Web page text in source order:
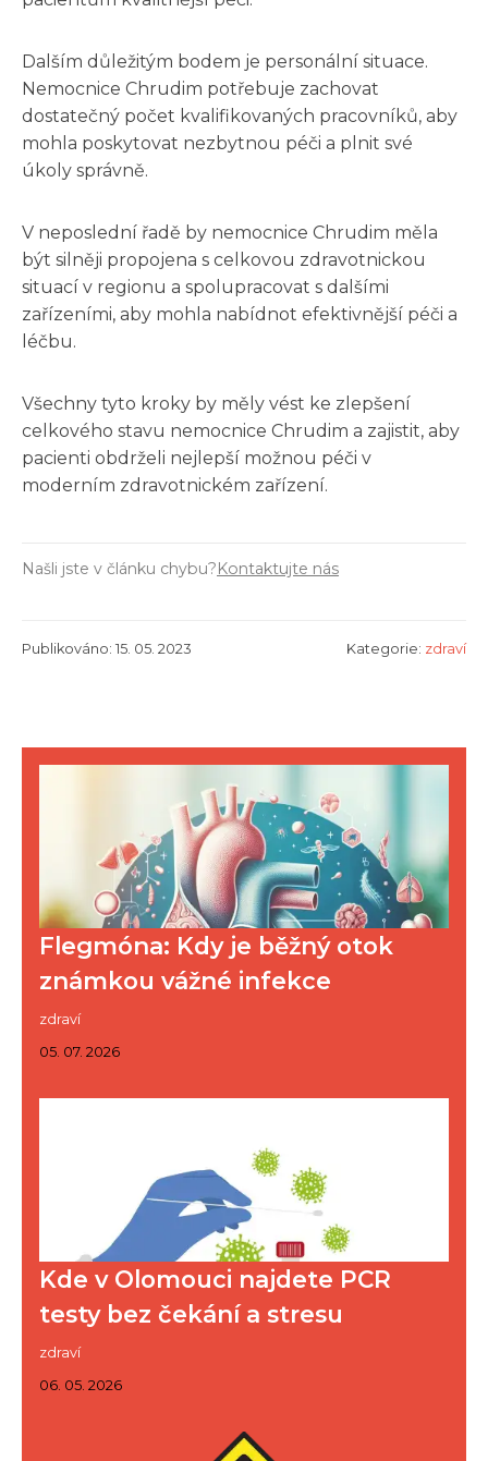
Dalším důležitým bodem je personální situace.
Nemocnice Chrudim potřebuje zachovat
dostatečný počet kvalifikovaných pracovníků, aby
mohla poskytovat nezbytnou péči a plnit své
úkoly správně.
V neposlední řadě by nemocnice Chrudim měla
být silněji propojena s celkovou zdravotnickou
situací v regionu a spolupracovat s dalšími
zařízeními, aby mohla nabídnot efektivnější péči a
léčbu.
Všechny tyto kroky by měly vést ke zlepšení
celkového stavu nemocnice Chrudim a zajistit, aby
pacienti obdrželi nejlepší možnou péči v
moderním zdravotnickém zařízení.
Našli jste v článku chybu?Kontaktujte nás
Publikováno: 15. 05. 2023 Kategorie: zdraví
Flegmóna: Kdy je běžný otok
známkou vážné infekce
zdraví
05. 07. 2026
Kde v Olomouci najdete PCR
testy bez čekání a stresu
zdraví
06. 05. 2026